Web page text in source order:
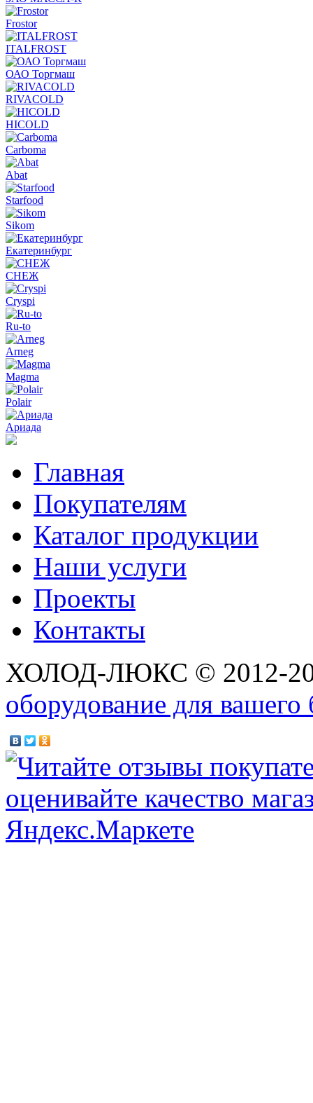
Frostor
ITALFROST
ОАО Торгмаш
RIVACOLD
HICOLD
Carboma
Abat
Starfood
Sikom
Екатеринбург
СНЕЖ
Cryspi
Ru-to
Arneg
Magma
Polair
Ариада
Главная
Покупателям
Каталог продукции
Наши услуги
Проекты
Контакты
ХОЛОД-ЛЮКС © 2012-
оборудование для вашего